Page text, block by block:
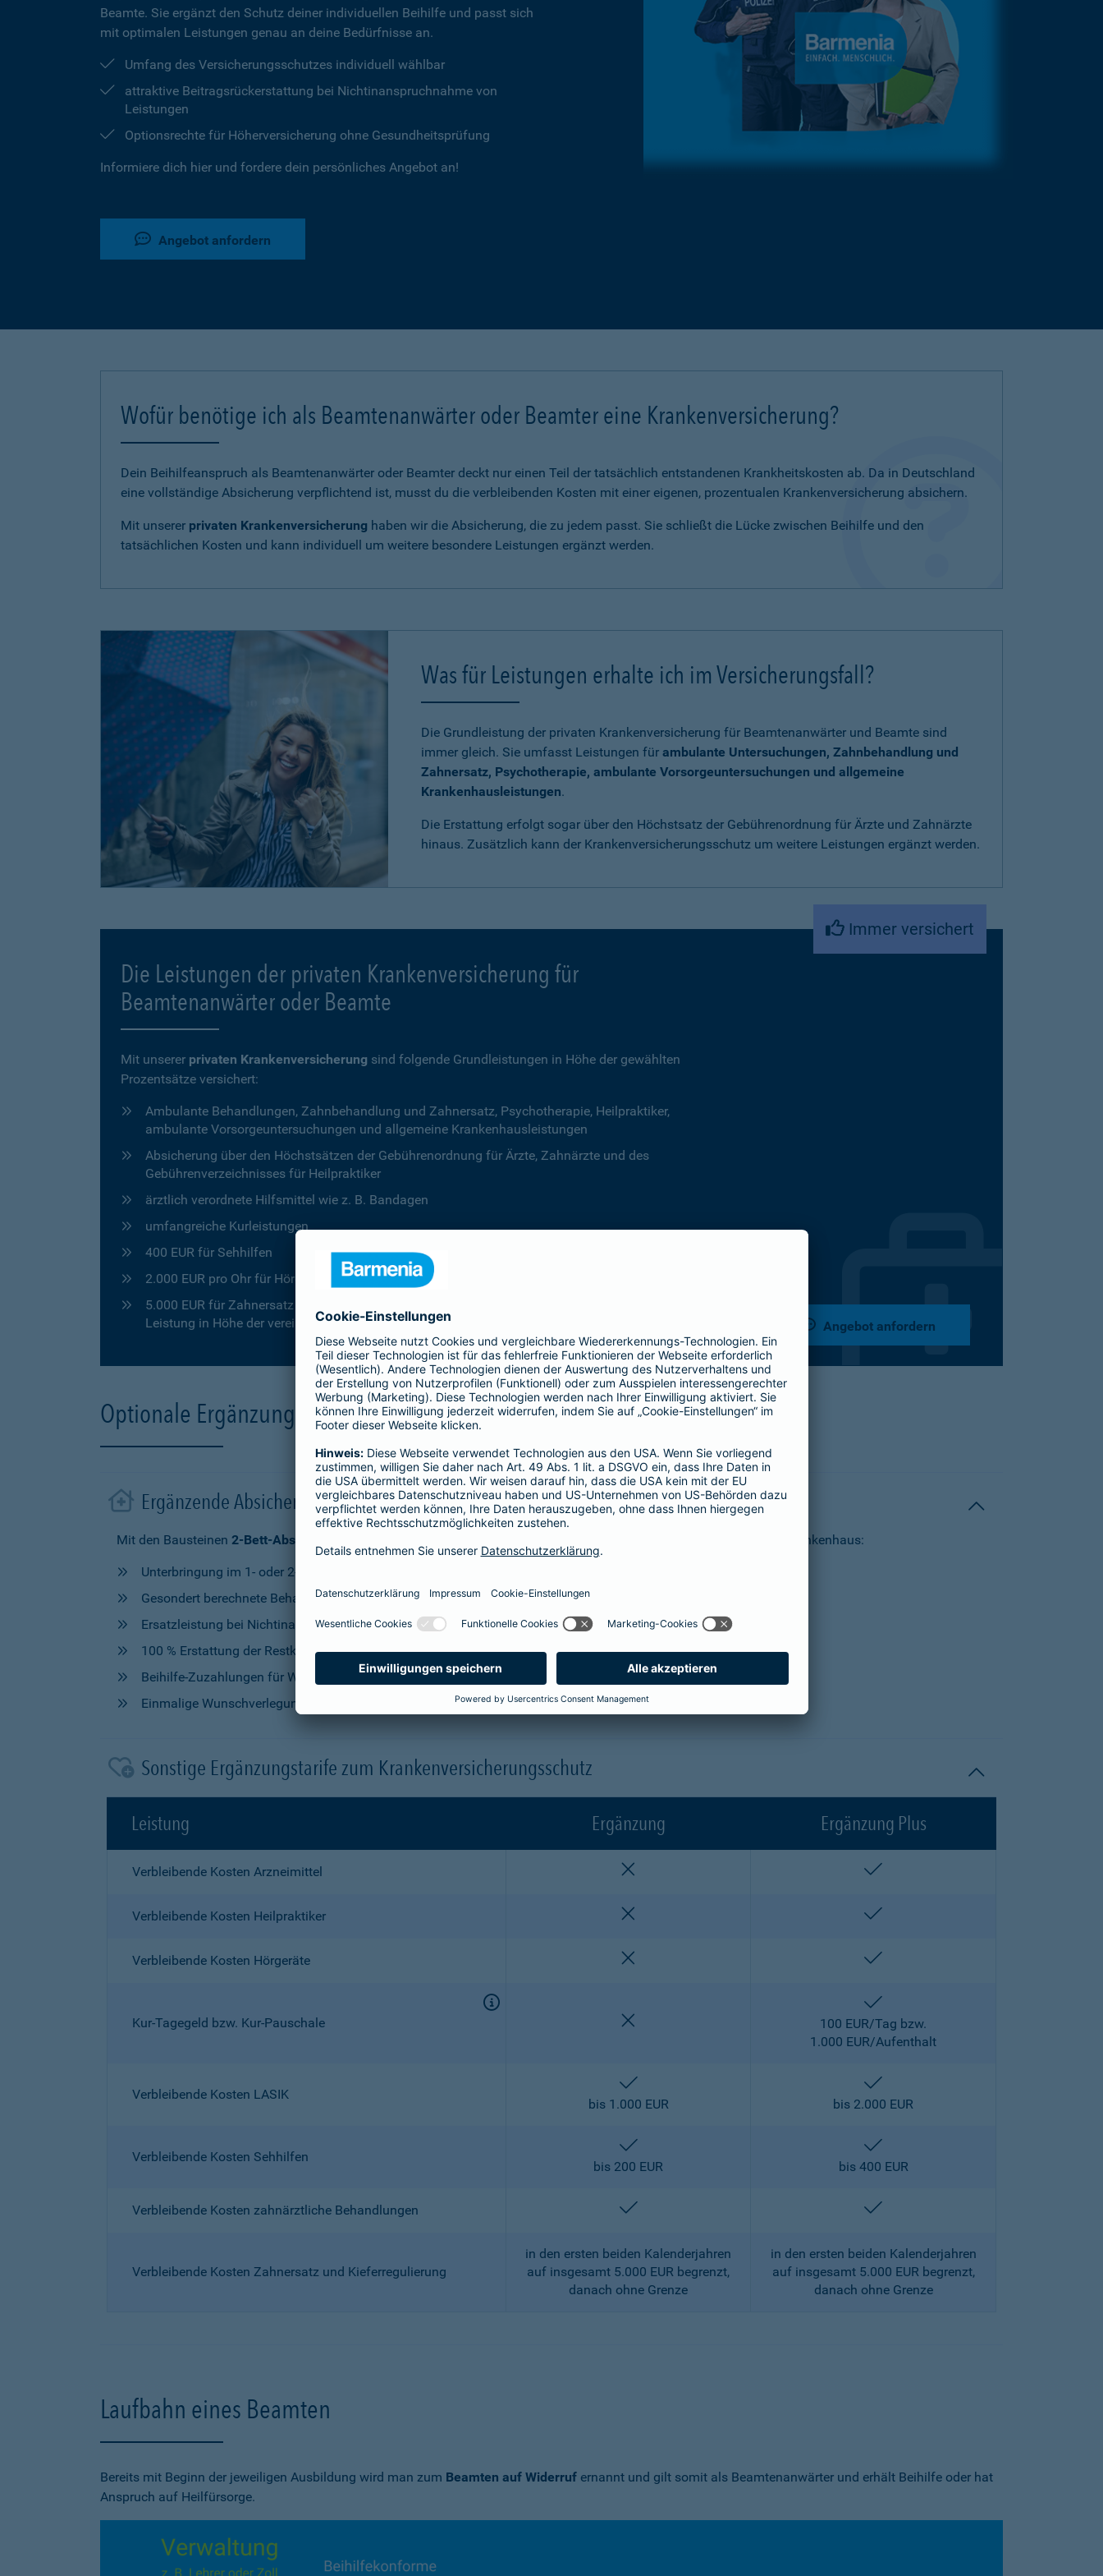
Beamte. Sie ergänzt den Schutz deiner individuellen Beihilfe und passt sich
mit optimalen Leistungen genau an deine Bedürfnisse an.
Umfang des Versicherungsschutzes individuell wählbar
attraktive Beitragsrückerstattung bei Nichtinanspruchnahme von
Leistungen
Optionsrechte für Höherversicherung ohne Gesundheitsprüfung
Informiere dich hier und fordere dein persönliches Angebot an!
Angebot anfordern
Wofür benötige ich als Beamtenanwärter oder Beamter eine Krankenversicherung?
Dein Beihilfeanspruch als Beamtenanwärter oder Beamter deckt nur einen Teil der tatsächlich entstandenen Krankheitskosten ab. Da in Deutschland
eine vollständige Absicherung verpflichtend ist, musst du die verbleibenden Kosten mit einer eigenen, prozentualen Krankenversicherung absichern.
Mit unserer privaten Krankenversicherung haben wir die Absicherung, die zu jedem passt. Sie schließt die Lücke zwischen Beihilfe und den
tatsächlichen Kosten und kann individuell um weitere besondere Leistungen ergänzt werden.
Was für Leistungen erhalte ich im Versicherungsfall?
Die Grundleistung der privaten Krankenversicherung für Beamtenanwärter und Beamte sind
immer gleich. Sie umfasst Leistungen für ambulante Untersuchungen, Zahnbehandlung und
Zahnersatz, Psychotherapie, ambulante Vorsorgeuntersuchungen und allgemeine
Krankenhausleistungen.
Die Erstattung erfolgt sogar über den Höchstsatz der Gebührenordnung für Ärzte und Zahnärzte
hinaus. Zusätzlich kann der Krankenversicherungsschutz um weitere Leistungen ergänzt werden.
Immer versichert
Die Leistungen der privaten Krankenversicherung für
Beamtenanwärter oder Beamte
Mit unserer privaten Krankenversicherung sind folgende Grundleistungen in Höhe der gewählten
Prozentsätze versichert:
Ambulante Behandlungen, Zahnbehandlung und Zahnersatz, Psychotherapie, Heilpraktiker,
ambulante Vorsorgeuntersuchungen und allgemeine Krankenhausleistungen
Absicherung über den Höchstsätzen der Gebührenordnung für Ärzte, Zahnärzte und des
Gebührenverzeichnisses für Heilpraktiker
ärztlich verordnete Hilfsmittel wie z. B. Bandagen
umfangreiche Kurleistungen
400 EUR für Sehhilfen
2.000 EUR pro Ohr für Hörgeräte
5.000 EUR für Zahnersatz in den ersten beiden Kalenderjahren, ab dem dritten Jahr ist die
Leistung in Höhe der vereinbarten Prozentstufe unbegrenzt
Angebot anfordern
Optionale Ergänzungen für deine Krankenversicherung
Ergänzende Absicherung im Krankenhaus
Mit den Bausteinen 2-Bett-Absicherung sicherst du dir zusätzlich folgende Leistungen im Krankenhaus:
Unterbringung im 1- oder 2-Bettzimmer (je nach gewähltem Baustein)
Gesondert berechnete Behandlung durch einen Arzt oder eine Ärztin der Wahl ("Chefarztbehandlung")
Ersatzleistung bei Nichtinanspruchnahme der Wahlleistungen
100 % Erstattung der Restkosten, nach Vorleistung der Beihilfe
Beihilfe-Zuzahlungen für Wahlleistungen
Einmalige Wunschverlegung
Sonstige Ergänzungstarife zum Krankenversicherungsschutz
Leistung Ergänzung Ergänzung Plus
Verbleibende Kosten Arzneimittel
Verbleibende Kosten Heilpraktiker
Verbleibende Kosten Hörgeräte
Kur-Tagegeld bzw. Kur-Pauschale
100 EUR/Tag bzw.
1.000 EUR/Aufenthalt
Verbleibende Kosten LASIK
enthalten
bis 1.000 EUR
bis 2.000 EUR
Verbleibende Kosten Sehhilfen
enthalten
bis 200 EUR
bis 400 EUR
Verbleibende Kosten zahnärztliche Behandlungen enthalten
Verbleibende Kosten Zahnersatz und Kieferregulierung
in den ersten beiden Kalenderjahren
auf insgesamt 5.000 EUR begrenzt,
danach ohne Grenze
in den ersten beiden Kalenderjahren
auf insgesamt 5.000 EUR begrenzt,
danach ohne Grenze
Laufbahn eines Beamten
Bereits mit Beginn der jeweiligen Ausbildung wird man zum Beamten auf Widerruf ernannt und gilt somit als Beamtenanwärter und erhält Beihilfe oder hat
Anspruch auf Heilfürsorge.